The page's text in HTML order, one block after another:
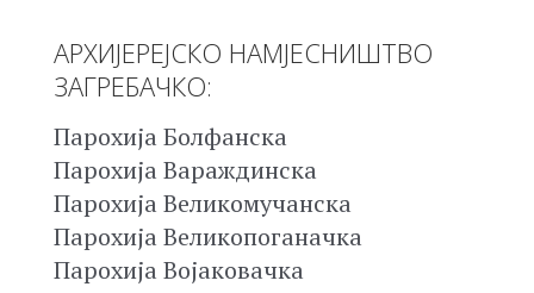
АРХИЈЕРЕЈСКО НАМЈЕСНИШТВО
ЗАГРЕБАЧКО:
Парохија Болфанска
Парохија Вараждинска
Парохија Великомучанска
Парохија Великопоганачка
Парохија Војаковачка